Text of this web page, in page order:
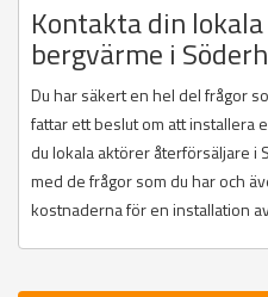
Kontakta din
bergvärme i
Du har säkert en hel del frågor
fattar ett beslut om att installera
du lokala aktörer återförsäljare i
med de frågor som du har och
kostnaderna för en installation